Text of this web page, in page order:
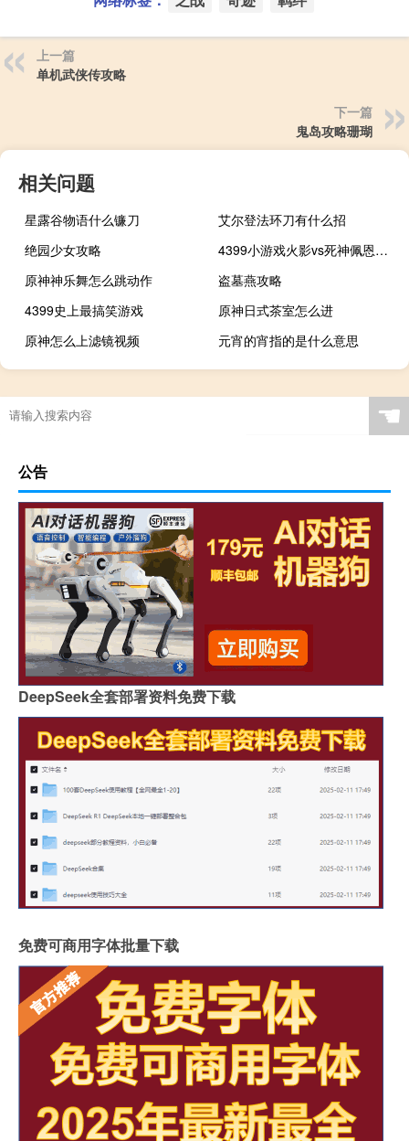
上一篇
单机武侠传攻略
下一篇
鬼岛攻略珊瑚
相关问题
星露谷物语什么镰刀
艾尔登法环刀有什么招
绝园少女攻略
4399小游戏火影vs死神佩恩的隐藏技能
原神神乐舞怎么跳动作
盗墓燕攻略
4399史上最搞笑游戏
原神日式茶室怎么进
原神怎么上滤镜视频
元宵的宵指的是什么意思
☚
公告
DeepSeek全套部署资料免费下载
免费可商用字体批量下载